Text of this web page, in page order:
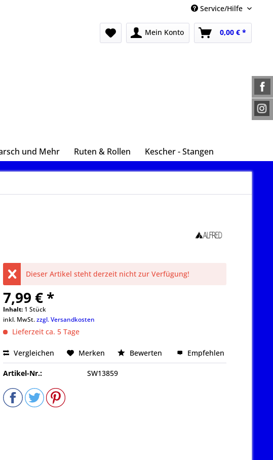
Service/Hilfe
Mein Konto 0,00 € *
und Mehr Ruten & Rollen Kescher - Stangen
Dieser Artikel steht derzeit nicht zur Verfügung!
7,99 € *
Inhalt: 1 Stück
inkl. MwSt.zzgl. Versandkosten
Lieferzeit ca. 5 Tage
Vergleichen Merken Bewerten Empfehlen
Artikel-Nr.: SW13859